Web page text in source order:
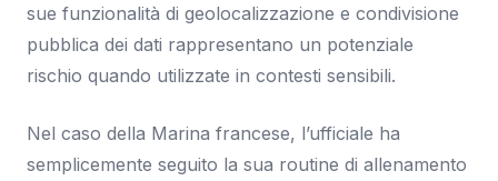
sue funzionalità di geolocalizzazione e condivisione
pubblica dei dati rappresentano un potenziale
rischio quando utilizzate in contesti sensibili.
Nel caso della Marina francese, l’ufficiale ha
semplicemente seguito la sua routine di allenamento